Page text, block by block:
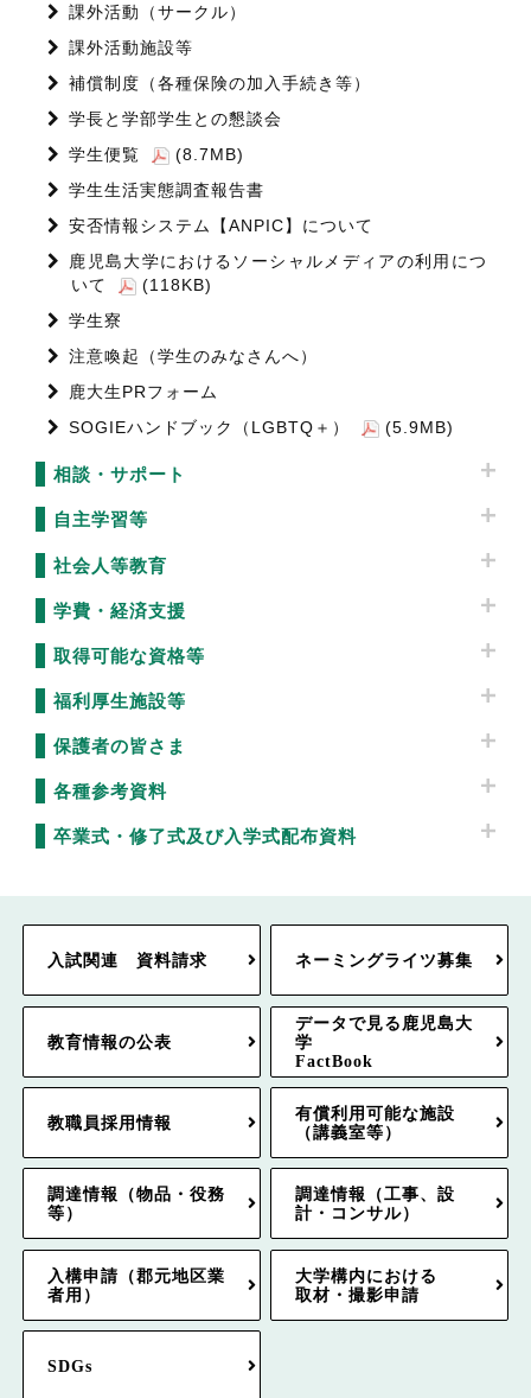
課外活動（サークル）
課外活動施設等
補償制度（各種保険の加入手続き等）
学長と学部学生との懇談会
学生便覧
(8.7MB)
学生生活実態調査報告書
安否情報システム【ANPIC】について
鹿児島大学におけるソーシャルメディアの利用につ
いて
(118KB)
学生寮
注意喚起（学生のみなさんへ）
鹿大生PRフォーム
SOGIEハンドブック（LGBTQ＋）
(5.9MB)
相談・サポート
自主学習等
社会人等教育
学費・経済支援
取得可能な資格等
福利厚生施設等
保護者の皆さま
各種参考資料
卒業式・修了式及び入学式配布資料
入試関連 資料請求 ネーミングライツ募集
教育情報の公表
データで見る鹿児島大
学
FactBook
教職員採用情報
有償利用可能な施設
（講義室等）
調達情報（物品・役務
等）
調達情報（工事、設
計・コンサル）
入構申請（郡元地区業
者用）
大学構内における
取材・撮影申請
SDGs